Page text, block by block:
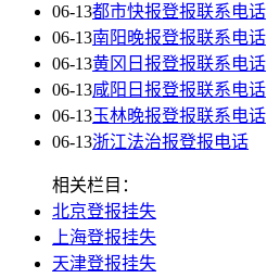
06-13都市快报登报联系电话
06-13南阳晚报登报联系电话
06-13黄冈日报登报联系电话
06-13咸阳日报登报联系电话
06-13玉林晚报登报联系电话
06-13浙江法治报登报电话
相关栏目：
北京登报挂失
上海登报挂失
天津登报挂失